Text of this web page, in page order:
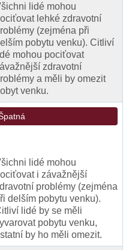
lidé mohou
lehké zdravotní
(zejména při
pobytu venku). Citliví
mohou pociťovat
zdravotní
a měli by omezit
venku.
lidé mohou
i závažnější
problémy (zejména
delším pobytu venku).
lidé by se měli
pobytu venku,
by ho měli omezit.